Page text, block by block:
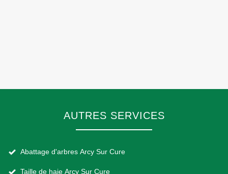
AUTRES SERVICES
Abattage d'arbres Arcy Sur Cure
Taille de haie Arcy Sur Cure